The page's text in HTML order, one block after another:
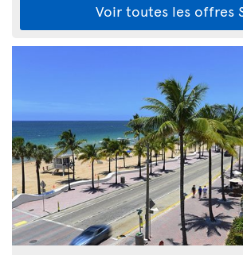
Voir toutes les offres